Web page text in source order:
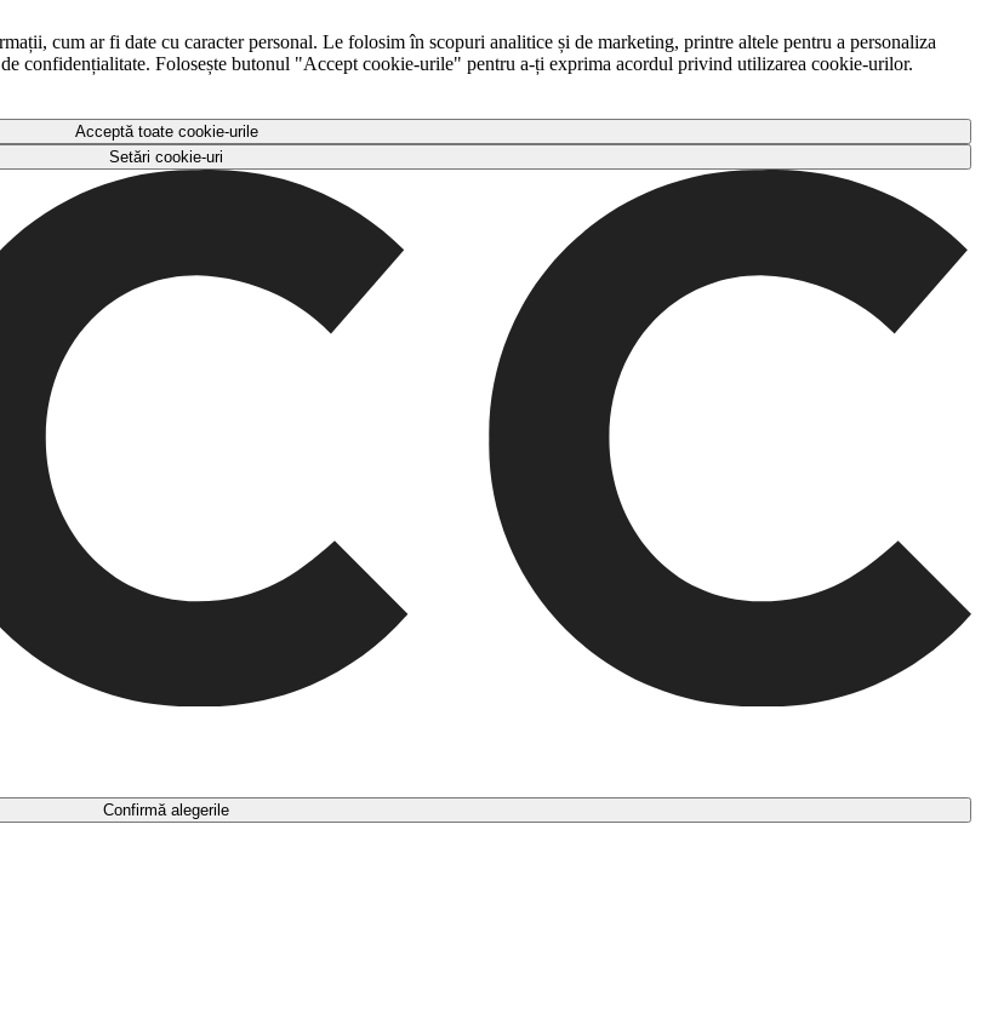
cum ar fi date cu caracter personal. Le folosim în scopuri analitice și de marketing, printre altele pentru a personaliza
confidențialitate. Folosește butonul "Accept cookie-urile" pentru a-ți exprima acordul privind utilizarea cookie-urilor.
Acceptă toate cookie-urile
Setări cookie-uri
Confirmă alegerile